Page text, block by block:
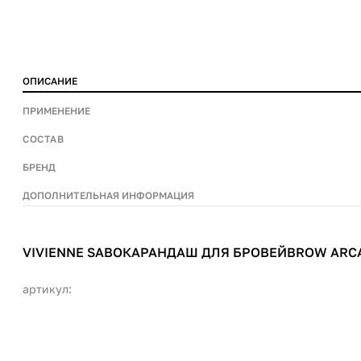
ОПИСАНИЕ
ПРИМЕНЕНИЕ
СОСТАВ
БРЕНД
ДОПОЛНИТЕЛЬНАЯ ИНФОРМАЦИЯ
VIVIENNE SABOКАРАНДАШ ДЛЯ БРОВЕЙBROW
артикул: